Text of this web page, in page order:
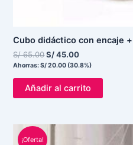
Cubo didáctico con encaje
S/65.00S/45.00
Ahorras:S/20.00 (30.8%)
Añadir al carrito
¡Oferta! precio
precio